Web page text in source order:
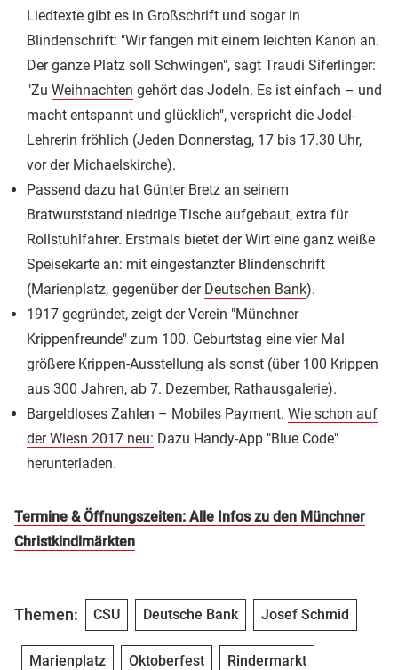
Liedtexte gibt es in Großschrift und sogar in
Blindenschrift: "Wir fangen mit einem leichten Kanon an.
Der ganze Platz soll Schwingen", sagt Traudi Siferlinger:
"Zu Weihnachten gehört das Jodeln. Es ist einfach – und
macht entspannt und glücklich", verspricht die Jodel-
Lehrerin fröhlich (Jeden Donnerstag, 17 bis 17.30 Uhr,
vor der Michaelskirche).
Passend dazu hat Günter Bretz an seinem
Bratwurststand niedrige Tische aufgebaut, extra für
Rollstuhlfahrer. Erstmals bietet der Wirt eine ganz weiße
Speisekarte an: mit eingestanzter Blindenschrift
(Marienplatz, gegenüber der Deutschen Bank).
1917 gegründet, zeigt der Verein "Münchner
Krippenfreunde" zum 100. Geburtstag eine vier Mal
größere Krippen-Ausstellung als sonst (über 100 Krippen
aus 300 Jahren, ab 7. Dezember, Rathausgalerie).
Bargeldloses Zahlen – Mobiles Payment. Wie schon auf
der Wiesn 2017 neu: Dazu Handy-App "Blue Code"
herunterladen.
Termine & Öffnungszeiten: Alle Infos zu den Münchner
Christkindlmärkten
Themen: CSU Deutsche Bank Josef Schmid
Marienplatz Oktoberfest Rindermarkt